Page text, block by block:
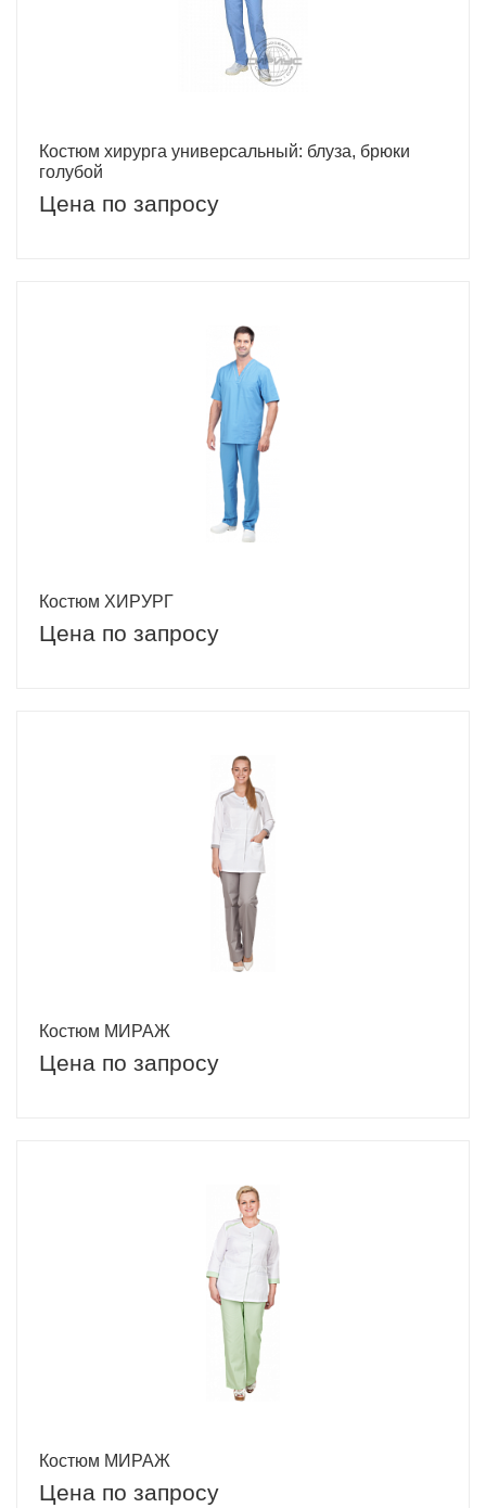
Костюм хирурга универсальный: блуза, брюки
голубой
Цена по запросу
Костюм ХИРУРГ
Цена по запросу
Костюм МИРАЖ
Цена по запросу
Костюм МИРАЖ
Цена по запросу